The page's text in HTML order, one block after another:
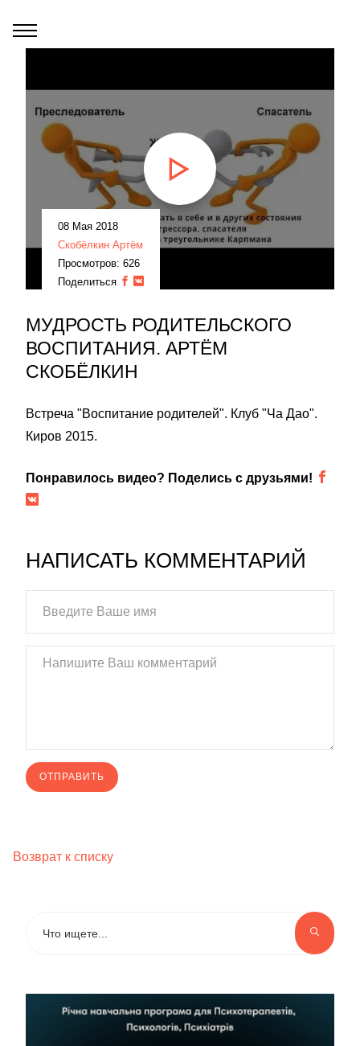
МУДРОСТЬ РОДИТЕЛЬСКОГО
ВОСПИТАНИЯ. АРТЁМ
СКОБЁЛКИН
08 Мая 2018
Скобёлкин Артём
Просмотров: 626
Поделиться
Встреча "Воспитание родителей". Клуб "Ча Дао".
Киров 2015.
Понравилось видео? Поделись с друзьями!
НАПИСАТЬ КОММЕНТАРИЙ
Возврат к списку